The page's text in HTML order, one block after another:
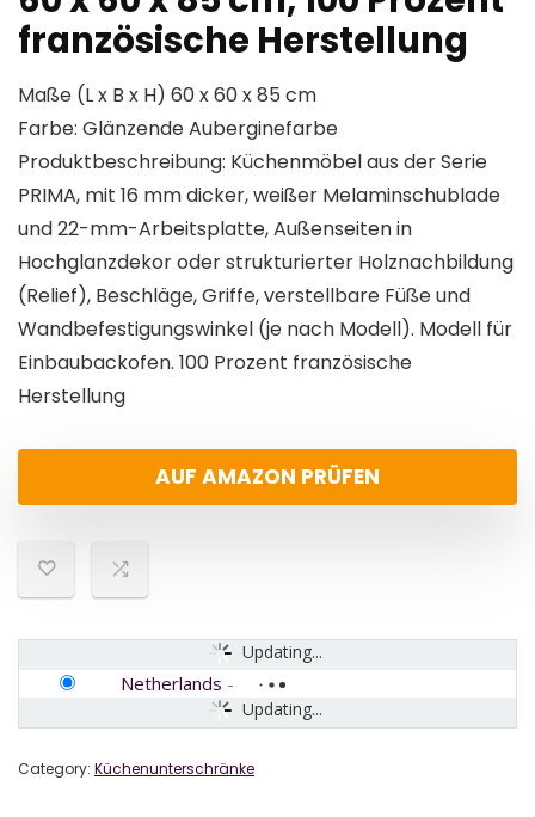
französische Herstellung
Maße (L x B x H) 60 x 60 x 85 cm
Farbe: Glänzende Auberginefarbe
Produktbeschreibung: Küchenmöbel aus der Serie
PRIMA, mit 16 mm dicker, weißer Melaminschublade
und 22-mm-Arbeitsplatte, Außenseiten in
Hochglanzdekor oder strukturierter Holznachbildung
(Relief), Beschläge, Griffe, verstellbare Füße und
Wandbefestigungswinkel (je nach Modell). Modell für
Einbaubackofen. 100 Prozent französische
Herstellung
AUF AMAZON PRÜFEN
Updating...
Updating...
Netherlands -
Category: Küchenunterschränke